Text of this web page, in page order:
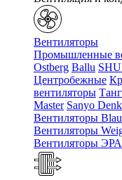
Вентиляторы
Промышленные
Ostberg Ballu
Центробежные
вентиляторы
Master Sanyo
Вентиляторы
Вентиляторы
Вентиляторы ЭРА